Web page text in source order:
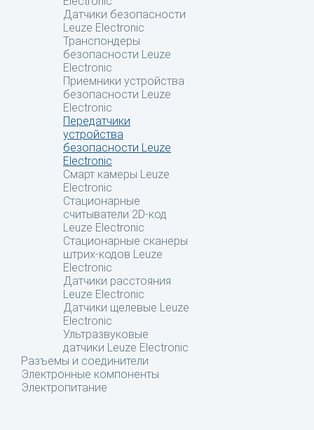
Датчики безопасности
Leuze Electronic
Транспондеры
безопасности Leuze
Electronic
Приемники устройства
безопасности Leuze
Electronic
Передатчики
устройства
безопасности Leuze
Electronic
Смарт камеры Leuze
Electronic
Стационарные
считыватели 2D-код
Leuze Electronic
Стационарные сканеры
штрих-кодов Leuze
Electronic
Датчики расстояния
Leuze Electronic
Датчики щелевые Leuze
Electronic
Ультразвуковые
датчики Leuze Electronic
Разъемы и соединители
Электронные компоненты
Электропитание